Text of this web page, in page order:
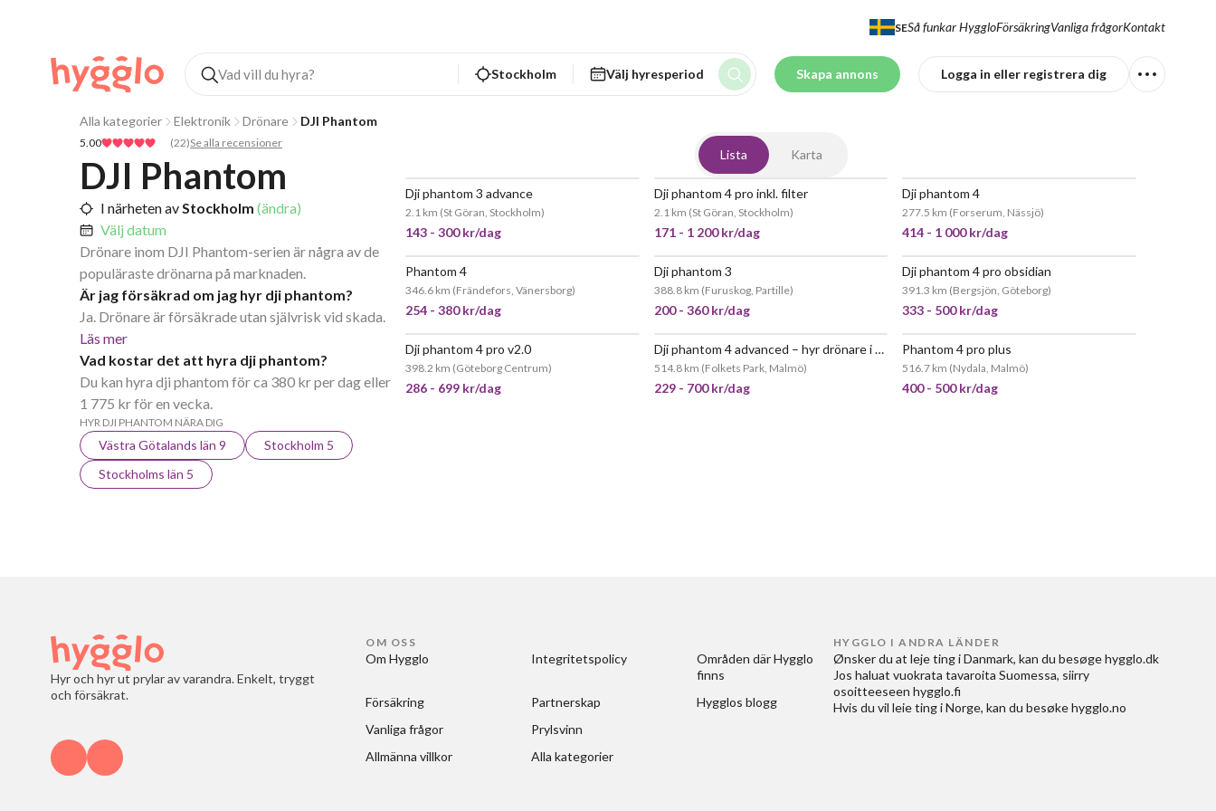
SESå funkar HyggloFörsäkringVanliga frågorKontakt
Stockholm Välj hyresperiod Skapa annons Logga in eller registrera dig
Alla kategorier Elektronik Drönare DJI Phantom
5.00 (22)Se alla recensioner
DJI Phantom
I närheten avStockholm (ändra)
Välj datum
Drönare inom DJI Phantom-serien är några av de
populäraste drönarna på marknaden.
Är jag försäkrad om jag hyr dji phantom?
Ja. Drönare är försäkrade utan självrisk vid skada.
Läs mer
Vad kostar det att hyra dji phantom?
Du kan hyra dji phantom för ca 380 kr per dag eller
1 775 kr för en vecka.
HYR DJI PHANTOM NÄRA DIG
Västra Götalands län 9
Stockholm 5
Stockholms län 5
Lista Karta
Dji phantom 3 advance
2.1 km (St Göran, Stockholm)
143 - 300 kr/dag
JÄTTEPOPULÄR
Dji phantom 4 pro inkl. filter
2.1 km (St Göran, Stockholm)
171 - 1 200 kr/dag
Dji phantom 4
277.5 km (Forserum, Nässjö)
414 - 1 000 kr/dag
Phantom 4
346.6 km (Frändefors, Vänersborg)
254 - 380 kr/dag
Dji phantom 3
388.8 km (Furuskog, Partille)
200 - 360 kr/dag
Dji phantom 4 pro obsidian
391.3 km (Bergsjön, Göteborg)
333 - 500 kr/dag
Dji phantom 4 pro v2.0
398.2 km (Göteborg Centrum)
286 - 699 kr/dag
Dji phantom 4 advanced – hyr drönare i malmö - skåne
514.8 km (Folkets Park, Malmö)
229 - 700 kr/dag
Phantom 4 pro plus
516.7 km (Nydala, Malmö)
400 - 500 kr/dag
Hyr och hyr ut prylar av varandra. Enkelt, tryggt
och försäkrat.
OM OSS
Om Hygglo
Försäkring
Vanliga frågor
Allmänna villkor
Integritetspolicy
Partnerskap
Prylsvinn
Alla kategorier
Områden där Hygglo
finns
Hygglos blogg
HYGGLO I ANDRA LÄNDER
Ønsker du at leje ting i Danmark, kan du besøge hygglo.dk
Jos haluat vuokrata tavaroita Suomessa, siirry
osoitteeseen hygglo.fi
Hvis du vil leie ting i Norge, kan du besøke hygglo.no